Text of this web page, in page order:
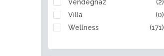
Aszód
Bábolna
Babót
Vendégház
(2)
Villa
(0)
Wellness
(171)